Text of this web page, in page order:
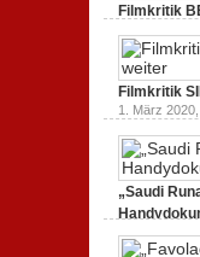
Filmkritik
1. März 2020,
Filmkritik
1. März 2020,
„Saudi